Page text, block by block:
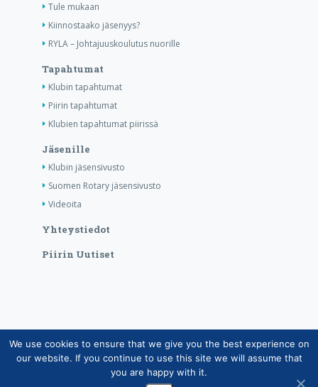
Tule mukaan
Kiinnostaako jäsenyys?
RYLA – Johtajuuskoulutus nuorille
Tapahtumat
Klubin tapahtumat
Piirin tapahtumat
Klubien tapahtumat piirissä
Jäsenille
Klubin jäsensivusto
Suomen Rotary jäsensivusto
Videoita
Yhteystiedot
Piirin Uutiset
Copyright © Suomen Rotarypalvelu ry 2026 |
Jäsentietojärjestelmän tietosuojaseloste|Henkilötietojen
käsittely Rotarytoiminnassa
We use cookies to ensure that we give you the best experience on
our website. If you continue to use this site we will assume that
you are happy with it.